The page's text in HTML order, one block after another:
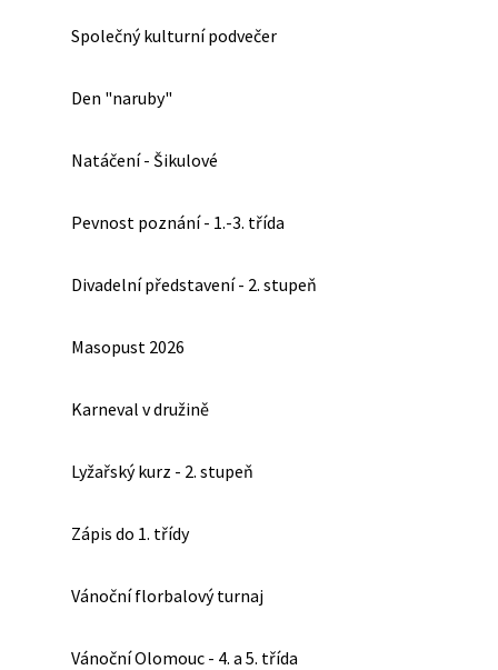
Společný kulturní podvečer
Den "naruby"
Natáčení - Šikulové
Pevnost poznání - 1.-3. třída
Divadelní představení - 2. stupeň
Masopust 2026
Karneval v družině
Lyžařský kurz - 2. stupeň
Zápis do 1. třídy
Vánoční florbalový turnaj
Vánoční Olomouc - 4. a 5. třída